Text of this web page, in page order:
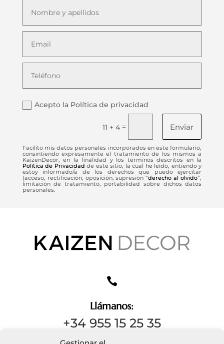
Acepto la Política de privacidad
11 + 4 = Enviar
Facilito mis datos personales incorporados en este formulario,
consintiendo expresamente el tratamiento de los mismos a
KaizenDecor, en la finalidad y los términos descritos en la
Política de Privacidad de este sitio, la cual he leído, entiendo y
estoy informado/a de los derechos que puedo ejercitar
(acceso, rectificación, oposición, supresión “derecho al olvido”,
limitación de tratamiento, portabilidad sobre dichos datos
personales.

Llámanos:
+34 955 15 25 35